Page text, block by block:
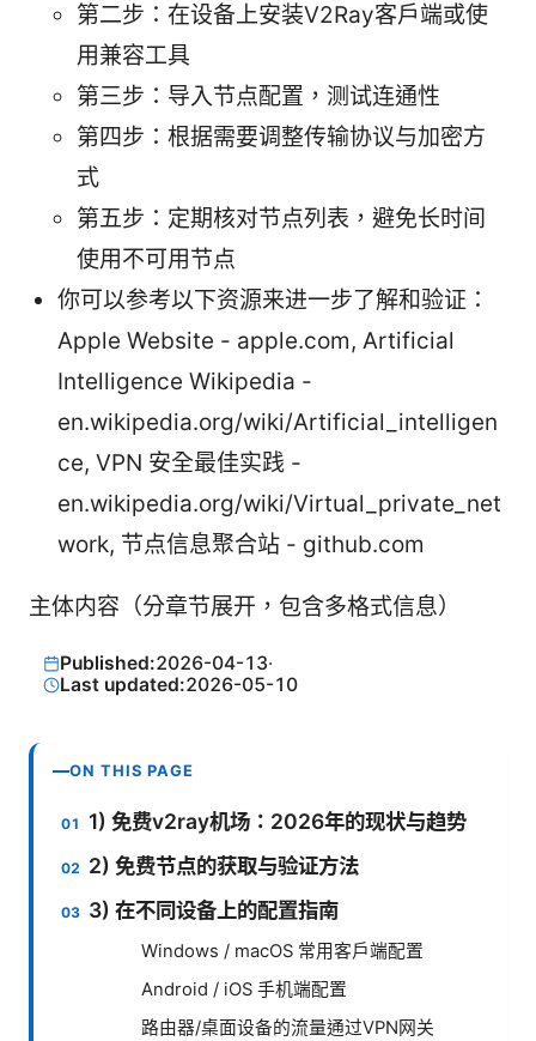
第二步：在设备上安装V2Ray客户端或使
用兼容工具
第三步：导入节点配置，测试连通性
第四步：根据需要调整传输协议与加密方
式
第五步：定期核对节点列表，避免长时间
使用不可用节点
你可以参考以下资源来进一步了解和验证：
Apple Website - apple.com, Artificial
Intelligence Wikipedia -
en.wikipedia.org/wiki/Artificial_intelligen
ce, VPN 安全最佳实践 -
en.wikipedia.org/wiki/Virtual_private_net
work, 节点信息聚合站 - github.com
主体内容（分章节展开，包含多格式信息）
Published:2026-04-13·
Last updated:2026-05-10
ON THIS PAGE
1) 免费v2ray机场：2026年的现状与趋势
2) 免费节点的获取与验证方法
3) 在不同设备上的配置指南
Windows / macOS 常用客户端配置
Android / iOS 手机端配置
路由器/桌面设备的流量通过VPN网关